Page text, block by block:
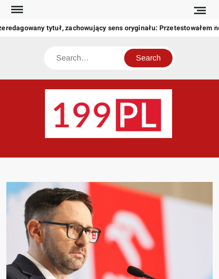
Skip
content
tytuł, zachowujący sens oryginału: Przetestowałem
Search
świat